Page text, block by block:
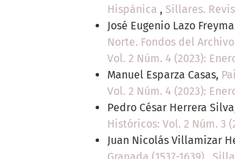
Hispánica , Sillares.
José Eugenio Lazo
Norte. Fondos del
Vol. 2 Núm. 4 (2023):
Manuel Esparza Casas,
Vol. 2 Núm. 4 (2023):
Pedro César Herrera
Históricos: Vol. 2 Núm. 3
Juan Nicolás Villamizar